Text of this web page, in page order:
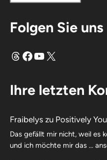
Folgen Sie uns
Fäden
Facebook
YouTube
X
Ihre letzten
Fraibelys zu Positively
Das gefällt mir nicht, weil es
und ich möchte mir das …